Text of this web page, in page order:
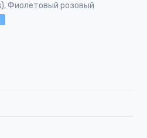
Фиолетовый розовый